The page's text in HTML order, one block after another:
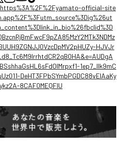
official-site
HJVJr
1ep7_llk9mC
DeHT3FPbSYmbPGDC88vEIAaKy
8CAF0MEQFIU